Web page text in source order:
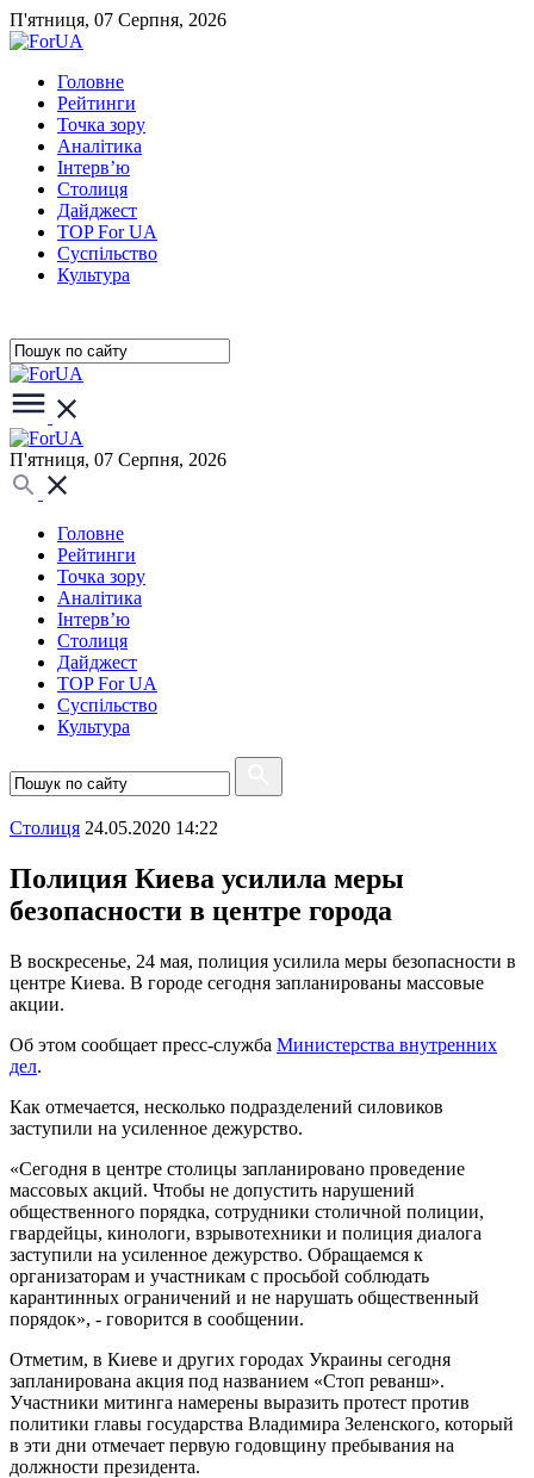
П'ятниця, 07 Серпня, 2026
Головне
Рейтинги
Точка зору
Аналітика
Інтерв’ю
Столиця
Дайджест
TOP For UA
Суспiльство
Культура
П'ятниця, 07 Серпня, 2026
Головне
Рейтинги
Точка зору
Аналітика
Інтерв’ю
Столиця
Дайджест
TOP For UA
Суспiльство
Культура
Столиця 24.05.2020 14:22
Полиция Киева усилила меры
безопасности в центре города
В воскресенье, 24 мая, полиция усилила меры безопасности в
центре Киева. В городе сегодня запланированы массовые
акции.
Об этом сообщает пресс-служба Министерства внутренних
дел.
Как отмечается, несколько подразделений силовиков
заступили на усиленное дежурство.
«Сегодня в центре столицы запланировано проведение
массовых акций. Чтобы не допустить нарушений
общественного порядка, сотрудники столичной полиции,
гвардейцы, кинологи, взрывотехники и полиция диалога
заступили на усиленное дежурство. Обращаемся к
организаторам и участникам с просьбой соблюдать
карантинных ограничений и не нарушать общественный
порядок», - говорится в сообщении.
Отметим, в Киеве и других городах Украины сегодня
запланирована акция под названием «Стоп реванш».
Участники митинга намерены выразить протест против
политики главы государства Владимира Зеленского, который
в эти дни отмечает первую годовщину пребывания на
должности президента.